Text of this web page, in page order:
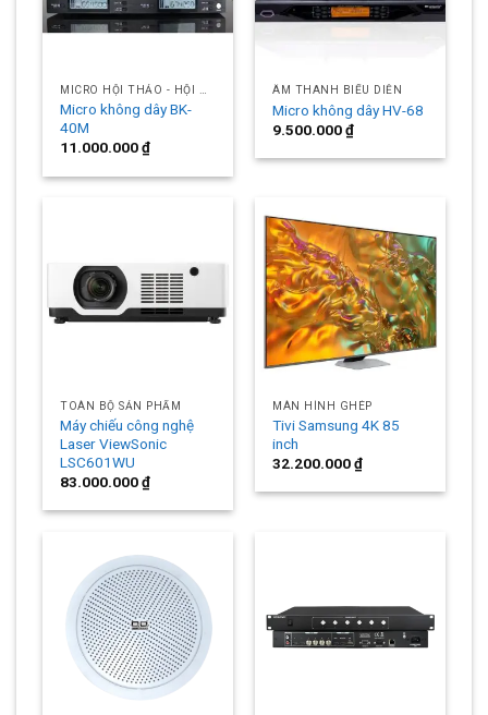
MICRO HỘI THẢO - HỘI NGHỊ
Micro không dây BK-
40M
11.000.000₫
ÂM THANH BIỂU DIỄN
Micro không dây HV-68
9.500.000₫
TOÀN BỘ SẢN PHẨM
Máy chiếu công nghệ
Laser ViewSonic
LSC601WU
83.000.000₫
MÀN HÌNH GHÉP
Tivi Samsung 4K 85
inch
32.200.000₫